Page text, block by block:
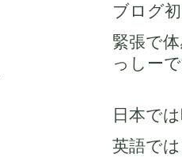
ブログ
緊張で
っしー
日本で
英語で